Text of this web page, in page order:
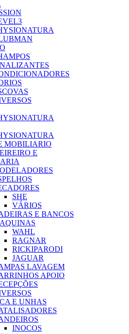
MOBILIARIO
E
SHE
VÁRIOS
E BANCOS
WAHL
RAGNAR
RICKIPARODI
JAGUAR
LAVAGEM
APOIO
E UNHAS
INOCOS